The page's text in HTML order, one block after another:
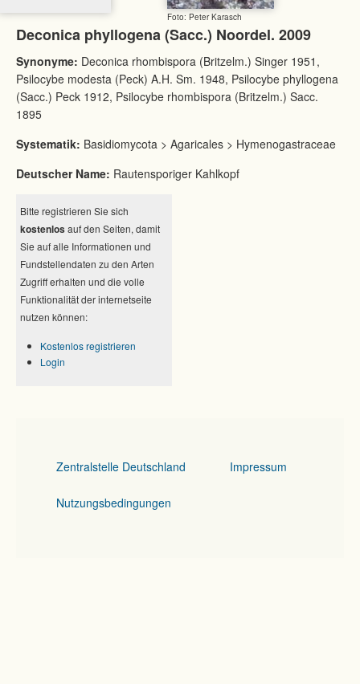
Foto: Peter Karasch
Deconica phyllogena (Sacc.) Noordel. 2009
Synonyme: Deconica rhombispora (Britzelm.) Singer 1951,
Psilocybe modesta (Peck) A.H. Sm. 1948, Psilocybe phyllogena
(Sacc.) Peck 1912, Psilocybe rhombispora (Britzelm.) Sacc.
1895
Systematik: Basidiomycota > Agaricales > Hymenogastraceae
Deutscher Name: Rautensporiger Kahlkopf
Bitte registrieren Sie sich
kostenlos auf den Seiten, damit
Sie auf alle Informationen und
Fundstellendaten zu den Arten
Zugriff erhalten und die volle
Funktionalität der internetseite
nutzen können:
Kostenlos registrieren
Login
Zentralstelle Deutschland Impressum
Nutzungsbedingungen